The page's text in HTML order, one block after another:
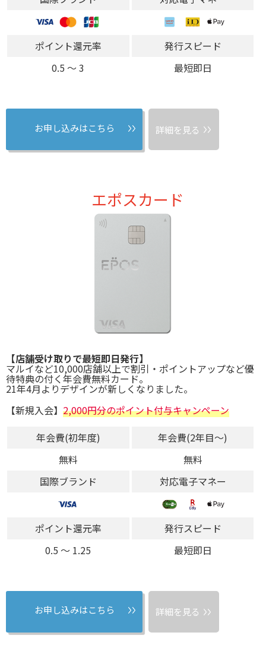
ポイント還元率
0.5 〜 3
発行スピード
最短即日
お申し込みはこちら 詳細を見る
エポスカード
【店舗受け取りで最短即日発行】
マルイなど10,000店舗以上で割引・ポイントアップなど優
待特典の付く年会費無料カード。
21年4月よりデザインが新しくなりました。
【新規入会】 2,000円分のポイント付与キャンペーン
年会費(初年度)
無料
年会費(2年目～)
無料
国際ブランド
対応電子マネー
ポイント還元率
0.5 〜 1.25
発行スピード
最短即日
お申し込みはこちら 詳細を見る